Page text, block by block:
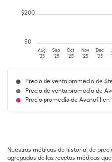
Aug
'25
Sep
'25
Oct
'25
Nov
'25
Dec
'25
$0
$200
Precio de venta promedio de
Precio de venta promedio de
Precio promedio de Avanafil en
Nuestras métricas de historial de
agregados de las recetas médicas